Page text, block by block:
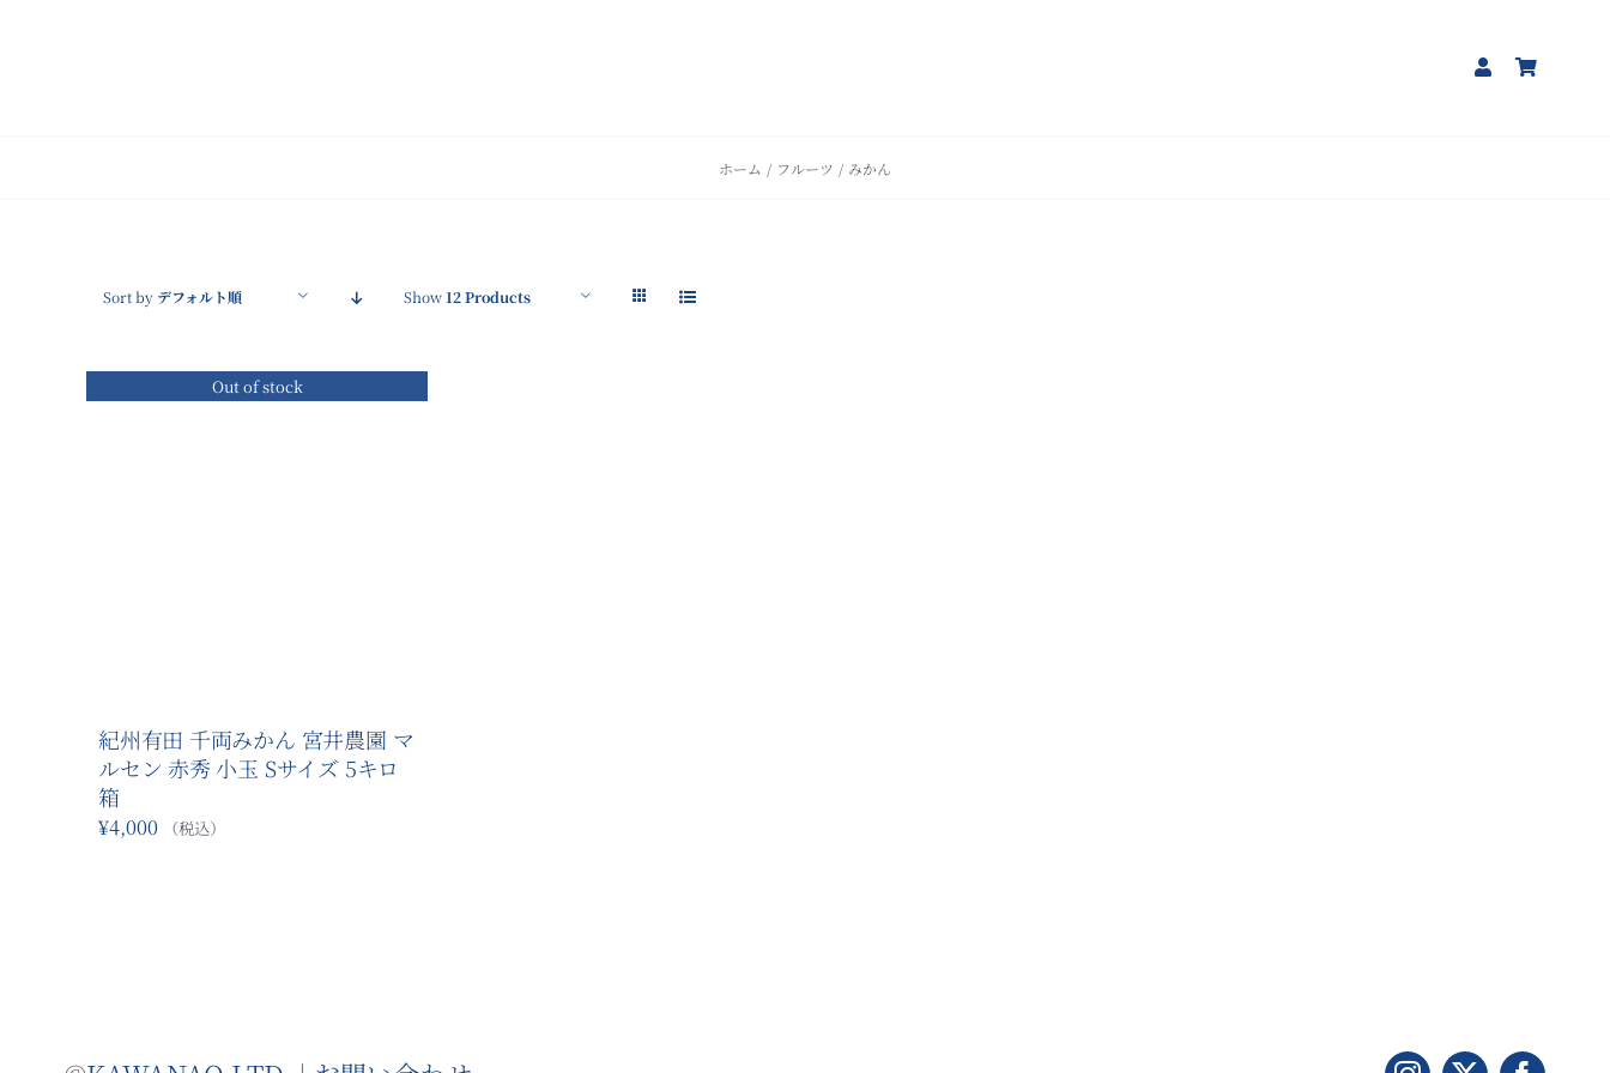
ホーム フルーツ みかん
Sort by デフォルト順 Show12 Products
Out of stock
紀州有田 千両みかん 宮井農園 マ
ルセン 赤秀 小玉 Sサイズ 5キロ
箱
¥4,000 （税込）